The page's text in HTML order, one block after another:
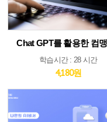
학습시간 : 28 시간
4,180원